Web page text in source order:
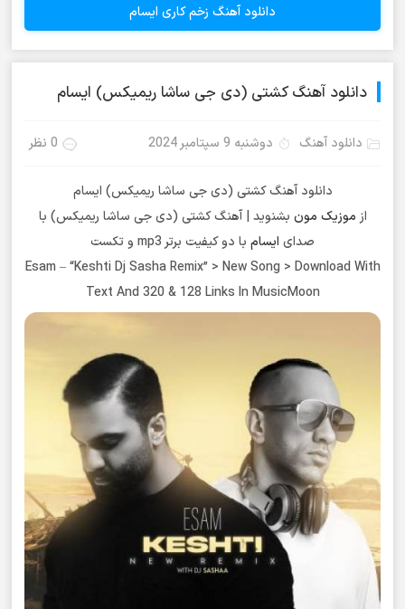
دانلود آهنگ زخم کاری ایسام
دانلود آهنگ کشتی (دی جی ساشا ریمیکس) ایسام
دانلود آهنگ دوشنبه 9 سپتامبر 2024 0 نظر
دانلود آهنگ کشتی (دی جی ساشا ریمیکس) ایسام
از موزیک مون بشنوید | آهنگ کشتی (دی جی ساشا ریمیکس) با
صدای ایسام با دو کیفیت برتر mp3 و تکست
Esam – “Keshti Dj Sasha Remix” > New Song > Download With
Text And 320 & 128 Links In MusicMoon